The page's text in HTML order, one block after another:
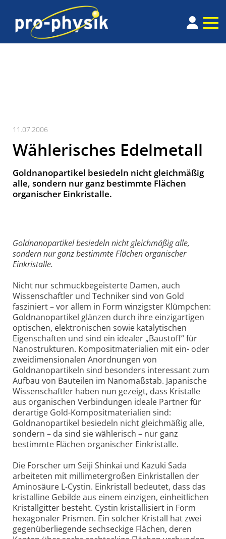
11.07.2006
Wählerisches Edelmetall
Goldnanopartikel besiedeln nicht gleichmäßig
alle, sondern nur ganz bestimmte Flächen
organischer Einkristalle.
Goldnanopartikel besiedeln nicht gleichmäßig alle,
sondern nur ganz bestimmte Flächen organischer
Einkristalle.
Nicht nur schmuckbegeisterte Damen, auch
Wissenschaftler und Techniker sind von Gold
fasziniert – vor allem in Form winzigster Klümpchen:
Goldnanopartikel glänzen durch ihre einzigartigen
optischen, elektronischen sowie katalytischen
Eigenschaften und sind ein idealer „Baustoff“ für
Nanostrukturen. Kompositmaterialien mit ein- oder
zweidimensionalen Anordnungen von
Goldnanopartikeln sind besonders interessant zum
Aufbau von Bauteilen im Nanomaßstab. Japanische
Wissenschaftler haben nun gezeigt, dass Kristalle
aus organischen Verbindungen ideale Partner für
derartige Gold-Kompositmaterialien sind:
Goldnanopartikel besiedeln nicht gleichmäßig alle,
sondern – da sind sie wählerisch – nur ganz
bestimmte Flächen organischer Einkristalle.
Die Forscher um Seiji Shinkai und Kazuki Sada
arbeiteten mit millimetergroßen Einkristallen der
Aminosäure L-Cystin. Einkristall bedeutet, dass das
kristalline Gebilde aus einem einzigen, einheitlichen
Kristallgitter besteht. Cystin kristallisiert in Form
hexagonaler Prismen. Ein solcher Kristall hat zwei
gegenüberliegende sechseckige Flächen, deren